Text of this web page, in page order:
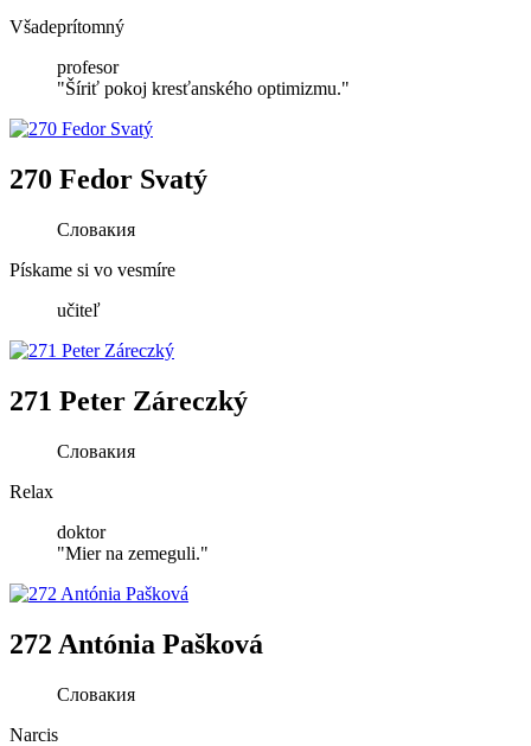
Všadeprítomný
profesor
"Šíriť pokoj kresťanského optimizmu."
270 Fedor Svatý
Словакия
Pískame si vo vesmíre
učiteľ
271 Peter Záreczký
Словакия
Relax
doktor
"Mier na zemeguli."
272 Antónia Pašková
Словакия
Narcis